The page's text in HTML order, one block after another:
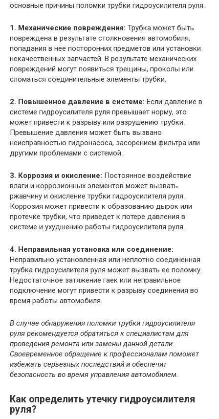
основные причины поломки трубки гидроусилителя руля.
1. Механические повреждения: Трубка может быть
повреждена в результате столкновения автомобиля,
попадания в нее посторонних предметов или установки
некачественных запчастей. В результате механических
повреждений могут появиться трещины, проколы или
сломаться соединительные элементы трубки.
2. Повышенное давление в системе: Если давление в
системе гидроусилителя руля превышает норму, это
может привести к разрыву или разрушению трубки.
Превышение давления может быть вызвано
неисправностью гидронасоса, засорением фильтра или
другими проблемами с системой.
3. Коррозия и окисление: Постоянное воздействие
влаги и коррозионных элементов может вызвать
ржавчину и окисление трубки гидроусилителя руля.
Коррозия может привести к образованию дырок или
протечке трубки, что приведет к потере давления в
системе и ухудшению работы гидроусилителя руля.
4. Неправильная установка или соединение:
Неправильно установленная или неплотно соединенная
трубка гидроусилителя руля может вызвать ее поломку.
Недостаточное затяжение гаек или неправильное
подключение могут привести к разрыву соединения во
время работы автомобиля.
В случае обнаружения поломки трубки гидроусилителя
руля рекомендуется обратиться к специалистам для
проведения ремонта или замены данной детали.
Своевременное обращение к профессионалам поможет
избежать серьезных последствий и обеспечит
безопасность во время управления автомобилем.
Как определить утечку гидроусилителя
руля?